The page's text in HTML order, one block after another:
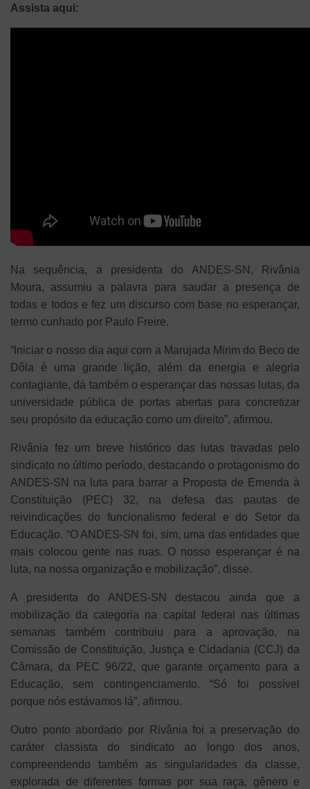
Assista aqui:
Na sequência, a presidenta do ANDES-SN, Rivânia
Moura, assumiu a palavra para saudar a presença de
todas e todos e fez um discurso com base no esperançar,
termo cunhado por Paulo Freire.
“Iniciar o nosso dia aqui com a Marujada Mirim do Beco de
Dôla é uma grande lição, além da energia e alegria
contagiante, dá também o esperançar das nossas lutas, da
universidade pública de portas abertas para concretizar
seu propósito da educação como um direito”, afirmou.
Rivânia fez um breve histórico das lutas travadas pelo
sindicato no último período, destacando o protagonismo do
ANDES-SN na luta para barrar a Proposta de Emenda à
Constituição (PEC) 32, na defesa das pautas de
reivindicações do funcionalismo federal e do Setor da
Educação. “O ANDES-SN foi, sim, uma das entidades que
mais colocou gente nas ruas. O nosso esperançar é na
luta, na nossa organização e mobilização”, disse.
A presidenta do ANDES-SN destacou ainda que a
mobilização da categoria na capital federal nas últimas
semanas também contribuiu para a aprovação, na
Comissão de Constituição, Justiça e Cidadania (CCJ) da
Câmara, da PEC 96/22, que garante orçamento para a
Educação, sem contingenciamento. “Só foi possível
porque nós estávamos lá”, afirmou.
Outro ponto abordado por Rivânia foi a preservação do
caráter classista do sindicato ao longo dos anos,
compreendendo também as singularidades da classe,
explorada de diferentes formas por sua raça, gênero e